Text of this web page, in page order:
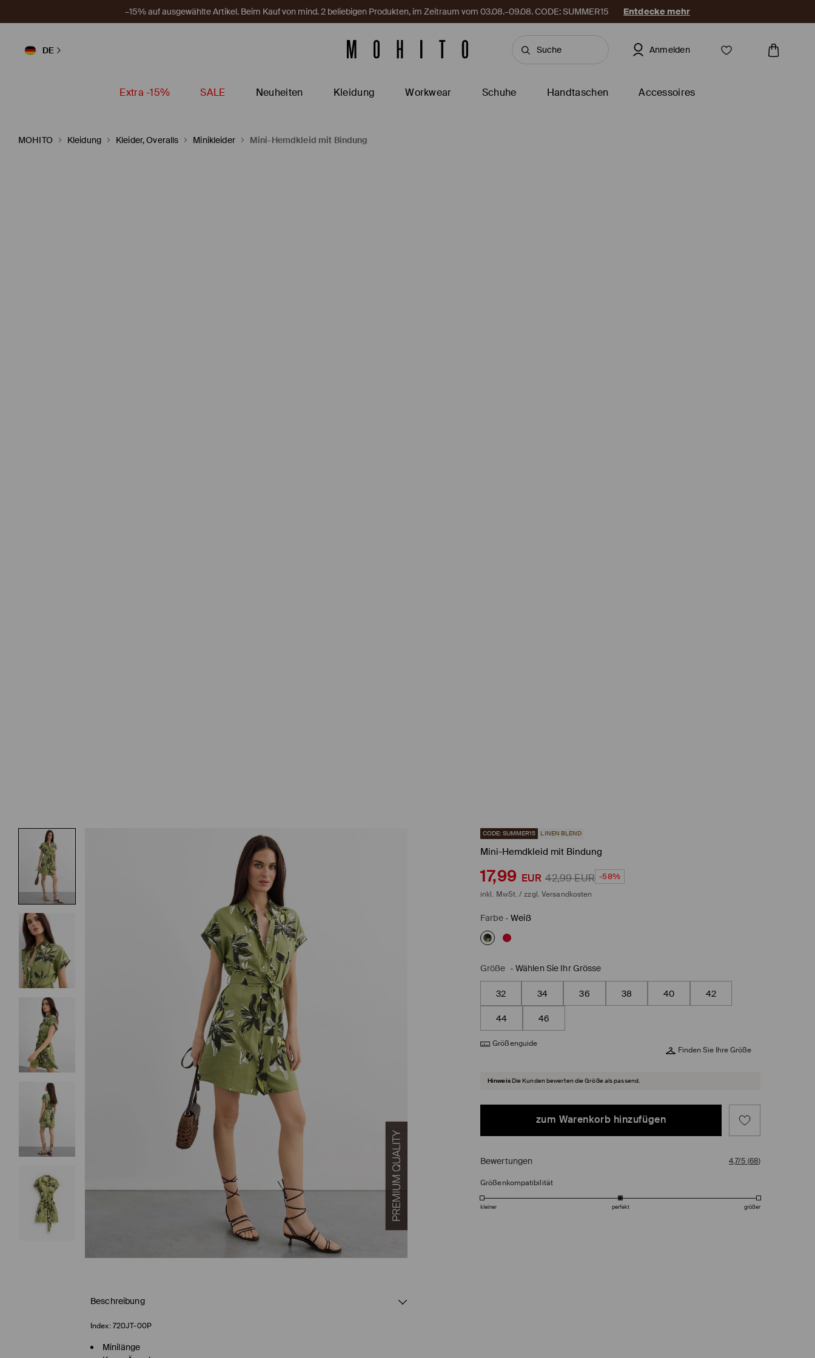
–15% auf ausgewählte Artikel. Beim Kauf von mind. 2 beliebigen Produkten, im Zeitraum vom 03.08.–09.08. CODE: SUMMER15 Entdecke mehr
DE Anmelden
Extra -15% SALE Neuheiten Kleidung Workwear Schuhe Handtaschen Accessoires
MOHITO Kleidung Kleider, Overalls Minikleider Mini-Hemdkleid mit Bindung
CODE: SUMMER15 LINEN BLEND
Mini-Hemdkleid mit Bindung
17,99 EUR 42,99EUR -58%
inkl. MwSt. / zzgl. Versandkosten
Farbe-Weiß
Größe - Wählen Sie Ihr Grösse
32 34 36 38 40 42
44 46
Größenguide
Finden Sie Ihre Größe
Hinweis Die Kunden bewerten die Größe als passend.
zum Warenkorb hinzufügen
Bewertungen 4,7/5 (68)
Größenkompatibilität
kleiner perfekt größer
Beschreibung
Index: 720JT-00P
Minilänge